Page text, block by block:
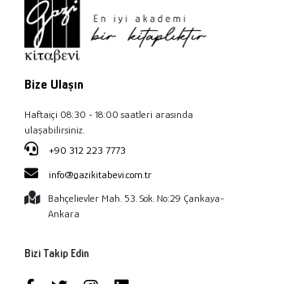
Bize Ulaşın
Haftaiçi 08:30 - 18:00 saatleri arasında
ulaşabilirsiniz.
+90 312 223 7773
info@gazikitabevi.com.tr
Bahçelievler Mah. 53. Sok. No:29 Çankaya-
Ankara
Bizi Takip Edin